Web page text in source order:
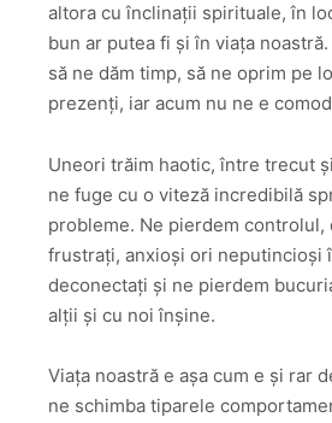
altora cu înclinații spirituale, în
bun ar putea fi și în viața
să ne dăm timp, să ne oprim pe
prezenți, iar acum nu ne e
Uneori trăim haotic, între trecut
ne fuge cu o viteză incredibilă
probleme. Ne pierdem controlul,
frustrați, anxioși ori neputincioși
deconectați și ne pierdem
alții și cu noi înșine.
Viața noastră e așa cum e și rar
ne schimba tiparele